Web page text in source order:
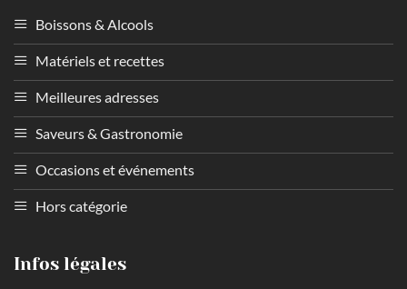
Boissons & Alcools
Matériels et recettes
Meilleures adresses
Saveurs & Gastronomie
Occasions et événements
Hors catégorie
Infos légales